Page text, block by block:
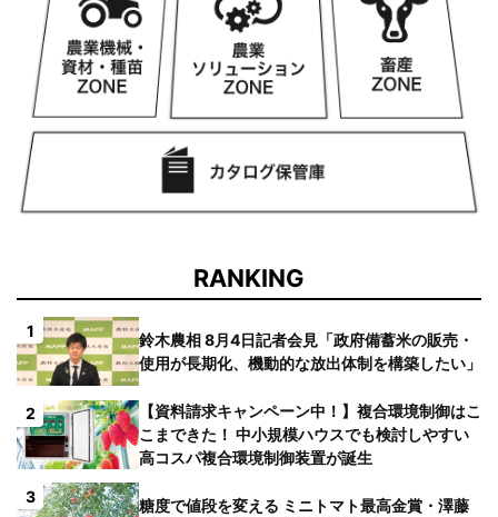
RANKING
1
鈴木農相 8月4日記者会見「政府備蓄米の販売・
使用が長期化、機動的な放出体制を構築したい」
2
【資料請求キャンペーン中！】複合環境制御はこ
こまできた！ 中小規模ハウスでも検討しやすい
高コスパ複合環境制御装置が誕生
3
糖度で値段を変える ミニトマト最高金賞・澤藤